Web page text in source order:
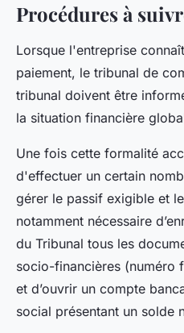
Procédures à
Lorsque l'entreprise
paiement, le tribunal de
tribunal doivent être
la situation financière
Une fois cette formalité
d'effectuer un certain
gérer le passif exigible et
notamment nécessaire
du Tribunal tous les
socio-financières (numéro
et d’ouvrir un compte
social présentant un solde